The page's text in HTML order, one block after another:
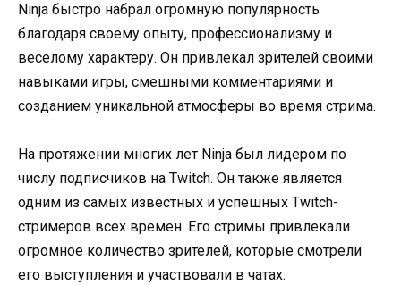
Ninja быстро набрал огромную популярность
благодаря своему опыту, профессионализму и
веселому характеру. Он привлекал зрителей своими
навыками игры, смешными комментариями и
созданием уникальной атмосферы во время стрима.
На протяжении многих лет Ninja был лидером по
числу подписчиков на Twitch. Он также является
одним из самых известных и успешных Twitch-
стримеров всех времен. Его стримы привлекали
огромное количество зрителей, которые смотрели
его выступления и участвовали в чатах.